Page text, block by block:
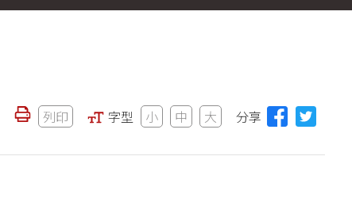
列印 字型 小 中 大 分享